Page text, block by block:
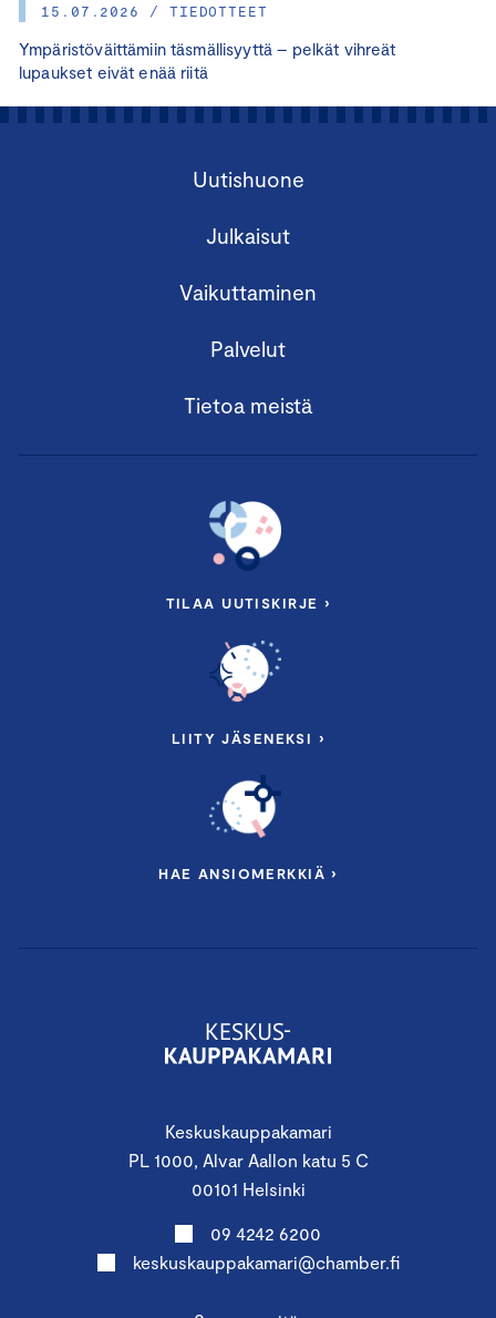
15.07.2026 / TIEDOTTEET
Ympäristöväittämiin täsmällisyyttä – pelkät vihreät
lupaukset eivät enää riitä
Keskuskauppakamari
PL 1000, Alvar Aallon katu 5 C
00101 Helsinki
09 4242 6200
keskuskauppakamari@chamber.fi
Uutishuone
Julkaisut
Vaikuttaminen
Palvelut
Tietoa meistä
TILAA UUTISKIRJE ›
LIITY JÄSENEKSI ›
HAE ANSIOMERKKIÄ ›